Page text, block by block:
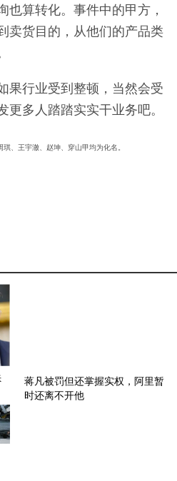
也算转化。事件中的甲方，
卖货目的，从他们的产品类
果行业受到整顿，当然会受
多人踏踏实实干业务吧。
、王宇澈、赵坤、穿山甲均为化名。
蒋凡被罚但还掌握实权，阿里暂
时还离不开他